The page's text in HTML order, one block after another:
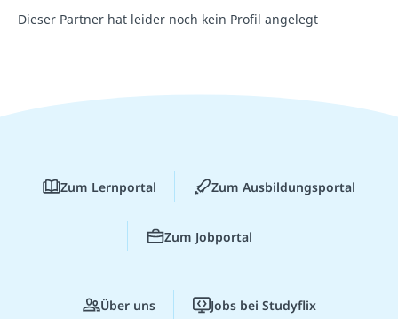
Dieser Partner hat leider noch kein Profil angelegt
Zum Lernportal Zum Ausbildungsportal
Zum Jobportal
Über uns Jobs bei Studyflix